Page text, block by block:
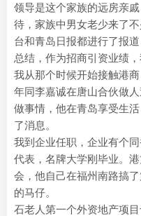
领导是这个家族的远房亲
待，家族中男女老少来了
台和青岛日报都进行了报
总结，作为招商引资业绩，
我从那个时候开始接触港
年同李嘉诚在唐山合伙做
做事情，他在青岛享受生
了消息。
我到企业任职，企业有个
代表，名牌大学刚毕业。
会，他自己在福州南路搞
的马仔。
石老人第一个外资地产项